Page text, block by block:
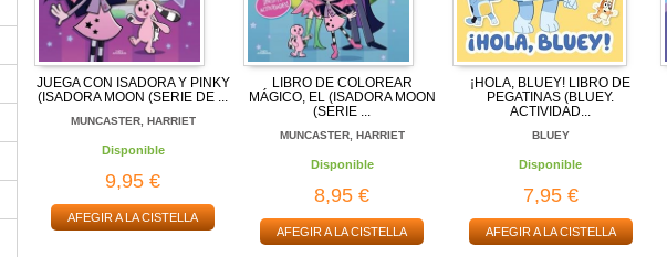
JUEGA CON ISADORA Y PINKY
(ISADORA MOON (SERIE DE ...
MUNCASTER, HARRIET
Disponible
9,95 €
AFEGIR A LA CISTELLA
LIBRO DE COLOREAR
MÁGICO, EL (ISADORA MOON
(SERIE ...
MUNCASTER, HARRIET
Disponible
8,95 €
AFEGIR A LA CISTELLA
¡HOLA, BLUEY! LIBRO DE
PEGATINAS (BLUEY.
ACTIVIDAD...
BLUEY
Disponible
7,95 €
AFEGIR A LA CISTELLA